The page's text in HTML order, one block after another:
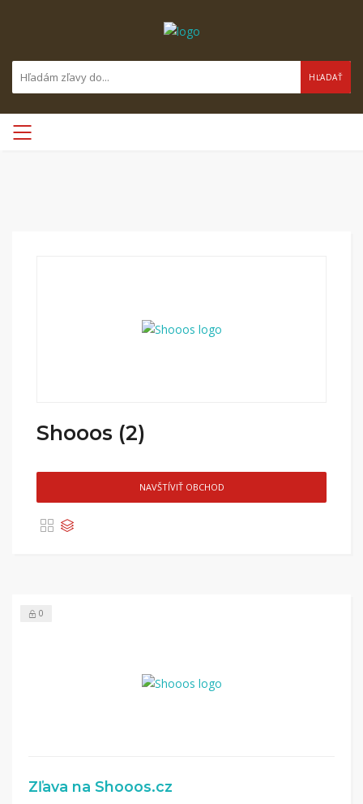
HĽADAŤ
Shooos (2)
NAVŠTÍVIŤ OBCHOD
0
Zľava na Shooos.cz